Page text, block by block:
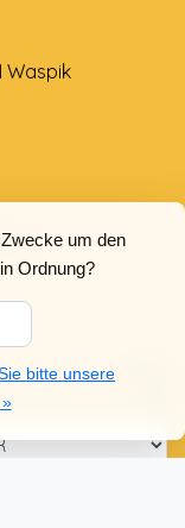
um den
Ordnung?
bitte unsere
Waspik